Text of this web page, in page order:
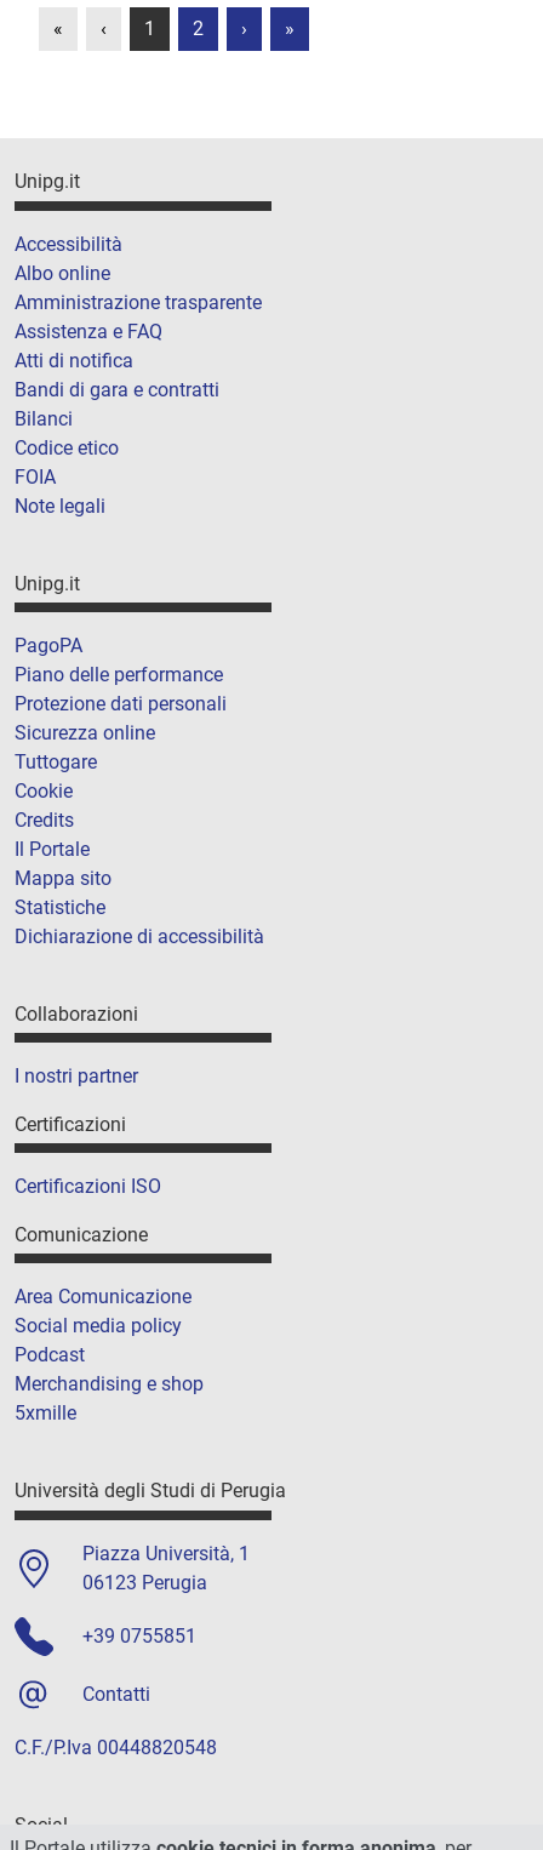
« ‹ 1 2 › »
Unipg.it
Accessibilità
Albo online
Amministrazione trasparente
Assistenza e FAQ
Atti di notifica
Bandi di gara e contratti
Bilanci
Codice etico
FOIA
Note legali
Unipg.it
PagoPA
Piano delle performance
Protezione dati personali
Sicurezza online
Tuttogare
Cookie
Credits
Il Portale
Mappa sito
Statistiche
Dichiarazione di accessibilità
Collaborazioni
I nostri partner
Certificazioni
Certificazioni ISO
Comunicazione
Area Comunicazione
Social media policy
Podcast
Merchandising e shop
5xmille
Università degli Studi di Perugia
Piazza Università, 1
06123 Perugia
+39 0755851
Contatti
C.F./P.Iva 00448820548
Social